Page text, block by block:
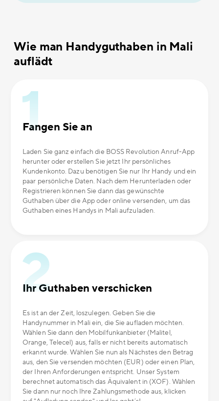
Wie man Handyguthaben in Mali
auflädt
Fangen Sie an
Laden Sie ganz einfach die BOSS Revolution Anruf-App
herunter oder erstellen Sie jetzt Ihr persönliches
Kundenkonto. Dazu benötigen Sie nur Ihr Handy und ein
paar persönliche Daten. Nach dem Herunterladen oder
Registrieren können Sie dann das gewünschte
Guthaben über die App oder online versenden, um das
Guthaben eines Handys in Mali aufzuladen.
Ihr Guthaben verschicken
Es ist an der Zeit, loszulegen. Geben Sie die
Handynummer in Mali ein, die Sie aufladen möchten.
Wählen Sie dann den Mobilfunkanbieter (Malitel,
Orange, Telecel) aus, falls er nicht bereits automatisch
erkannt wurde. Wählen Sie nun als Nächstes den Betrag
aus, den Sie versenden möchten (EUR) oder einen Plan,
der Ihren Anforderungen entspricht. Unser System
berechnet automatisch das Äquivalent in (XOF). Wählen
Sie dann nur noch Ihre Zahlungsmethode aus, klicken